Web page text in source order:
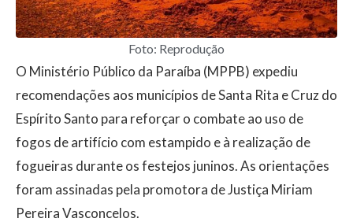
Foto: Reprodução
O Ministério Público da Paraíba (MPPB) expediu
recomendações aos municípios de Santa Rita e Cruz do
Espírito Santo para reforçar o combate ao uso de
fogos de artifício com estampido e à realização de
fogueiras durante os festejos juninos. As orientações
foram assinadas pela promotora de Justiça Miriam
Pereira Vasconcelos.